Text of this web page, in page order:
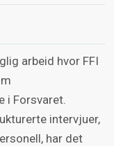
arbeid hvor FFI
i Forsvaret.
intervjuer,
har det